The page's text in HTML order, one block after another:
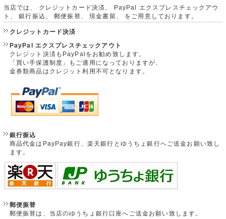
当店では、 クレジットカード決済、 PayPal エクスプレスチェックアウ
ト、 銀行振込、 郵便振替、 現金書留、 をご用意しております。
クレジットカード決済
PayPal エクスプレスチェックアウト
クレジット決済もPayPalをお勧め致します。
「買い手保護制度」もご適用になっておりますが、
金券類商品はクレジット利用不可となります。
銀行振込
商品代金はPayPay銀行、楽天銀行とゆうちょ銀行へご送金お願い致し
ます。
郵便振替
郵便振替は、当店のゆうちょ銀行口座へご送金お願い致します。